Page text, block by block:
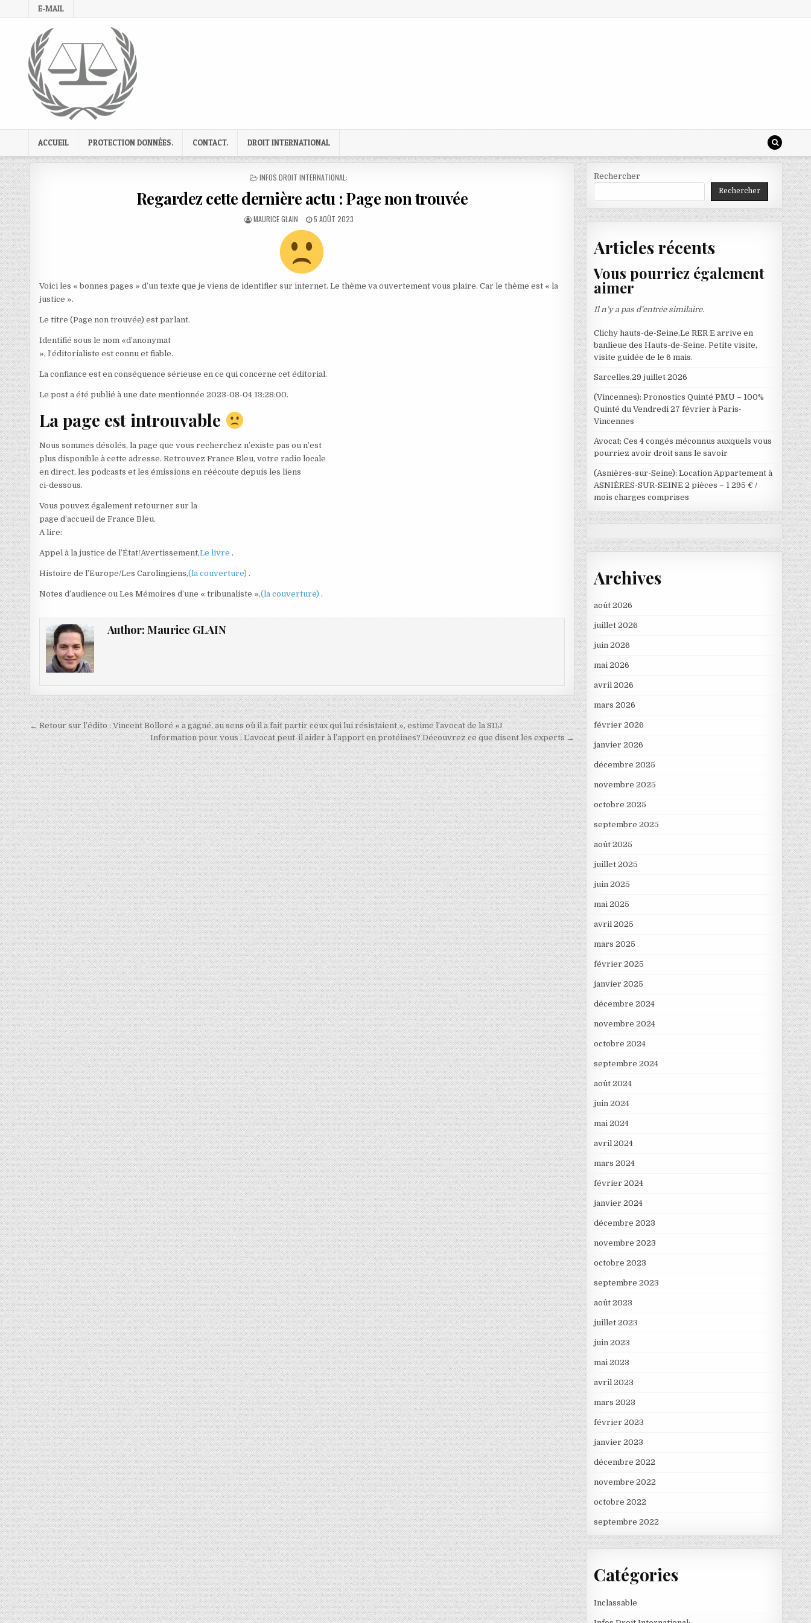
to
E-MAIL
ACCUEIL PROTECTION DONNÉES. CONTACT. DROIT INTERNATIONAL
POSTED
INFOS DROIT INTERNATIONAL:
Regardez cette dernière actu : Page non trouvée
AUTHOR:
MAURICE GLAIN
PUBLISHED
5 AOÛT 2023
Voici les « bonnes pages » d’un texte que je viens de identifier sur internet. Le thème va ouvertement vous plaire. Car le thème est « la
justice ».
Le titre (Page non trouvée) est parlant.
Identifié sous le nom «d’anonymat
», l’éditorialiste est connu et fiable.
La confiance est en conséquence sérieuse en ce qui concerne cet éditorial.
Le post a été publié à une date mentionnée 2023-08-04 13:28:00.
La page est introuvable
Nous sommes désolés, la page que vous recherchez n’existe pas ou n’est
plus disponible à cette adresse. Retrouvez France Bleu, votre radio locale
en direct, les podcasts et les émissions en réécoute depuis les liens
ci-dessous.
Vous pouvez également retourner sur la
page d’accueil de France Bleu.
A lire:
Appel à la justice de l’État/Avertissement,Le livre .
Histoire de l’Europe/Les Carolingiens,(la couverture) .
Notes d’audience ou Les Mémoires d’une « tribunaliste »,(la couverture) .
Author: Maurice GLAIN
Navigation
de
l’article
← Retour sur l’édito : Vincent Bolloré « a gagné, au sens où il a fait partir ceux qui lui résistaient », estime l’avocat de la SDJ
Information pour vous : L’avocat peut-il aider à l’apport en protéines? Découvrez ce que disent les experts →
Rechercher
Rechercher
Articles récents
Vous pourriez également
aimer
Il n’y a pas d’entrée similaire.
Clichy hauts-de-Seine,Le RER E arrive en
banlieue des Hauts-de-Seine. Petite visite,
visite guidée de le 6 mais.
Sarcelles,29 juillet 2026
(Vincennes): Pronostics Quinté PMU – 100%
Quinté du Vendredi 27 février à Paris-
Vincennes
Avocat; Ces 4 congés méconnus auxquels vous
pourriez avoir droit sans le savoir
(Asnières-sur-Seine): Location Appartement à
ASNIÈRES-SUR-SEINE 2 pièces – 1 295 € /
mois charges comprises
Archives
août 2026
juillet 2026
juin 2026
mai 2026
avril 2026
mars 2026
février 2026
janvier 2026
décembre 2025
novembre 2025
octobre 2025
septembre 2025
août 2025
juillet 2025
juin 2025
mai 2025
avril 2025
mars 2025
février 2025
janvier 2025
décembre 2024
novembre 2024
octobre 2024
septembre 2024
août 2024
juin 2024
mai 2024
avril 2024
mars 2024
février 2024
janvier 2024
décembre 2023
novembre 2023
octobre 2023
septembre 2023
août 2023
juillet 2023
juin 2023
mai 2023
avril 2023
mars 2023
février 2023
janvier 2023
décembre 2022
novembre 2022
octobre 2022
septembre 2022
Catégories
Inclassable